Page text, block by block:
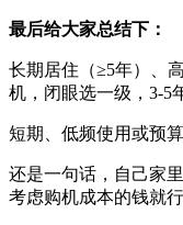
最后给大家总结下：
长期居住（≥5年）、
机，闭眼选一级，3-5
短期、低频使用或预
还是一句话，自己家
考虑购机成本的钱就行